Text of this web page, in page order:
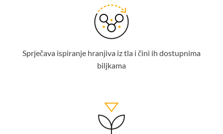
Sprječava ispiranje hranjiva iz tla i čini ih dostupnima
biljkama